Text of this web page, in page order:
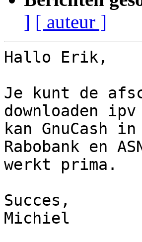
] [ auteur ]
Hallo Erik,
Je kunt de
downloaden
kan GnuCash
Rabobank en
werkt prima.
Succes,
Michiel